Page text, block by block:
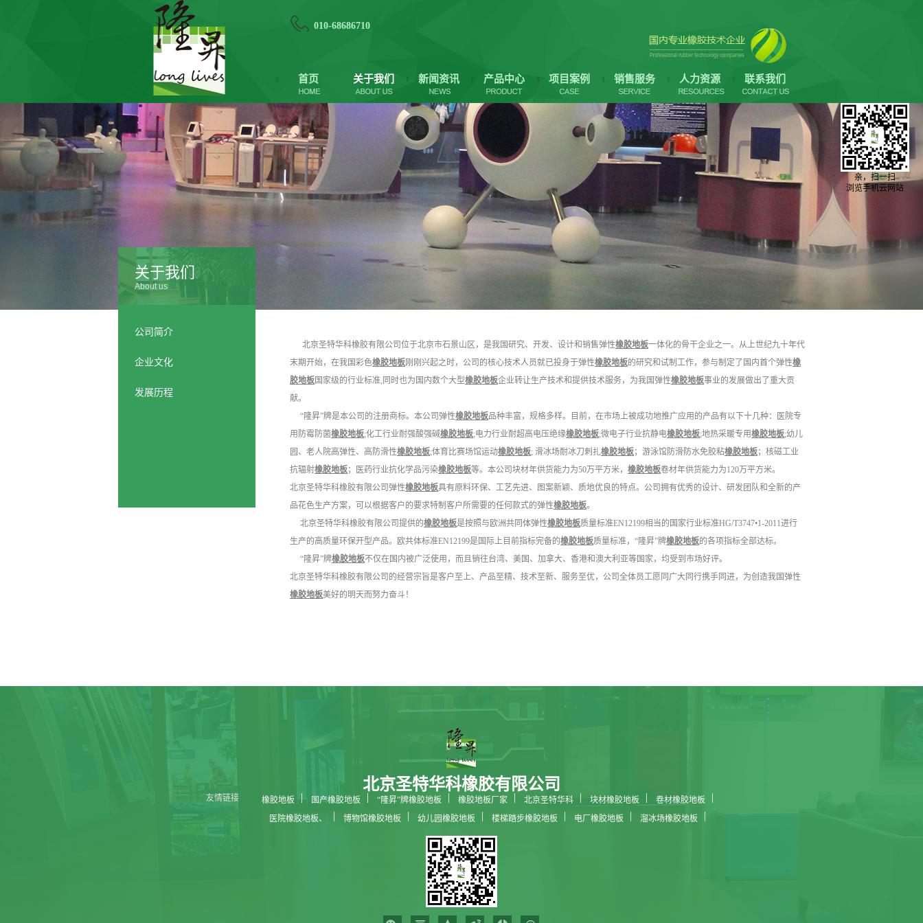
010-68686710
首页 关于我们 新闻资讯 产品中心 项目案例 销售服务 人力资源 联系我们
关于我们
About us
公司简介
企业文化
发展历程
北京圣特华科橡胶有限公司位于北京市石景山区，是我国研究、开发、设计和销售弹性橡胶地板一体化的骨干企业之一。从上世纪九十年代
末期开始，在我国彩色橡胶地板刚刚兴起之时，公司的核心技术人员就已投身于弹性橡胶地板的研究和试制工作，参与制定了国内首个弹性橡
胶地板国家级的行业标准,同时也为国内数个大型橡胶地板企业转让生产技术和提供技术服务，为我国弹性橡胶地板事业的发展做出了重大贡
献。
“隆昇”牌是本公司的注册商标。本公司弹性橡胶地板品种丰富，规格多样。目前，在市场上被成功地推广应用的产品有以下十几种：医院专
用防霉防菌橡胶地板;化工行业耐强酸强碱橡胶地板;电力行业耐超高电压绝缘橡胶地板;微电子行业抗静电橡胶地板;地热采暖专用橡胶地板;幼儿
园、老人院高弹性、高防滑性橡胶地板;体育比赛场馆运动橡胶地板; 滑冰场耐冰刀刺扎橡胶地板；游泳馆防滑防水免胶粘橡胶地板；核磁工业
抗辐射橡胶地板；医药行业抗化学品污染橡胶地板等。本公司块材年供货能力为50万平方米， 橡胶地板卷材年供货能力为120万平方米。
北京圣特华科橡胶有限公司弹性橡胶地板具有原料环保、工艺先进、图案新颖、质地优良的特点。公司拥有优秀的设计、研发团队和全新的产
品花色生产方案，可以根据客户的要求特制客户所需要的任何款式的弹性橡胶地板。
北京圣特华科橡胶有限公司提供的橡胶地板是按照与欧洲共同体弹性橡胶地板质量标准EN12199相当的国家行业标准HG/T3747•1-2011进行
生产的高质量环保开型产品。欧共体标准EN12199是国际上目前指标完备的橡胶地板质量标准，“隆昇”牌橡胶地板的各项指标全部达标。
“隆昇”牌橡胶地板不仅在国内被广泛使用，而且销往台湾、美国、加拿大、香港和澳大利亚等国家，均受到市场好评。
北京圣特华科橡胶有限公司的经营宗旨是客户至上、产品至精、技术至新、服务至优，公司全体员工愿同广大同行携手同进，为创造我国弹性
橡胶地板美好的明天而努力奋斗！
北京圣特华科橡胶有限公司
友情链接 橡胶地板 国产橡胶地板 “隆昇”牌橡胶地板 橡胶地板厂家 北京圣特华科 块材橡胶地板
卷材橡胶地板
医院橡胶地板、
博物馆橡胶地板 幼儿园橡胶地板 楼梯踏步橡胶地板 电厂橡胶地板
溜冰场橡胶地板
科技馆橡胶地板
亲，扫一扫
浏览手机云网站